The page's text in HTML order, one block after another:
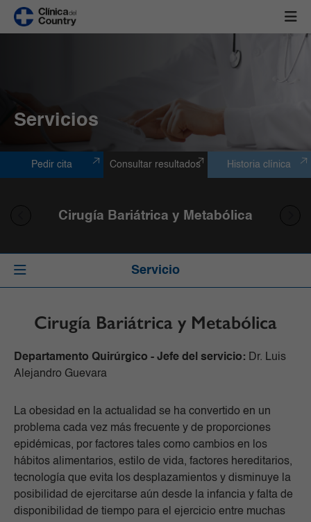
Servicios
Pedir cita Consultar resultados Historia clínica
Cirugía Bariátrica y Metabólica
Servicio
Cirugía Bariátrica y Metabólica
Departamento Quirúrgico - Jefe del servicio: Dr. Luis
Alejandro Guevara
La obesidad en la actualidad se ha convertido en un
problema cada vez más frecuente y de proporciones
epidémicas, por factores tales como cambios en los
hábitos alimentarios, estilo de vida, factores hereditarios,
tecnología que evita los desplazamientos y disminuye la
posibilidad de ejercitarse aún desde la infancia y falta de
disponibilidad de tiempo para el ejercicio entre muchas